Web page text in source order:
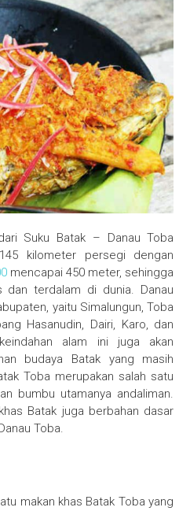
Suku Batak – Danau Toba
kilometer persegi dengan
mencapai 450 meter, sehingga
dan terdalam di dunia. Danau
yaitu Simalungun, Toba
Hasanudin, Dairi, Karo, dan
alam ini juga akan
budaya Batak yang masih
Toba merupakan salah satu
bumbu utamanya andaliman.
Batak juga berbahan dasar
Toba.
makan khas Batak Toba yang